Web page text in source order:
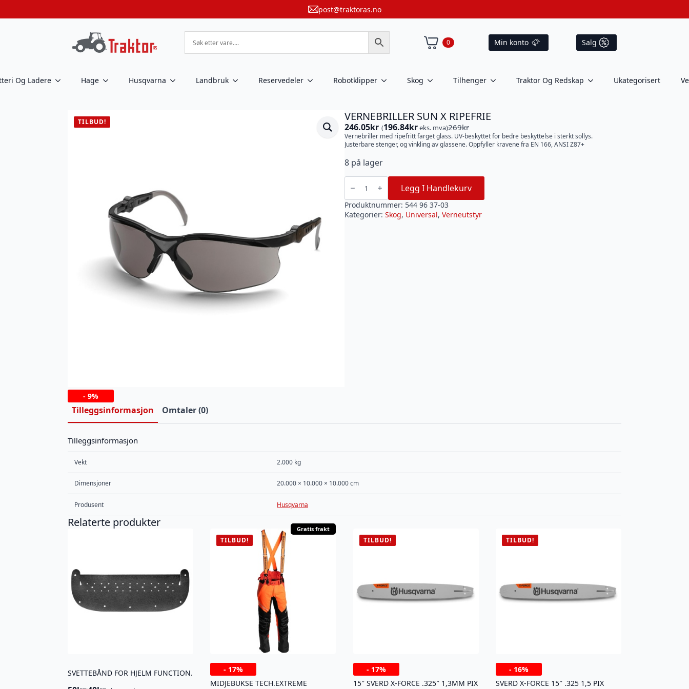
post@traktoras.no
0 Min konto Salg
Og Ladere Hage Husqvarna Landbruk Reservedeler Robotklipper Skog Tilhenger Traktor Og Redskap Ukategorisert
TILBUD!
- 9%
VERNEBRILLER SUN X RIPEFRIE
269kr
Opprinnelig
pris
var:
269kr.
246.05kr
Nåværende
pris
er:
246.05kr.
(196.84kreks. mva)
Vernebriller med ripefritt farget glass. UV-beskyttet for bedre beskyttelse i sterkt sollys.
Justerbare stenger, og vinkling av glassene. Oppfyller kravene fra EN 166, ANSI Z87+
8 på lager
VERNEBRILLER
RIPEFRIE
antall
Legg I Handlekurv
Produktnummer: 544 96 37-03
Kategorier: Skog, Universal, Verneutstyr
Tilleggsinformasjon Omtaler (0)
Tilleggsinformasjon
Vekt 2.000 kg
Dimensjoner 20.000 × 10.000 × 10.000 cm
Produsent Husqvarna
Relaterte produkter
SVETTEBÅND FOR HJELM FUNCTION.
TILBUD!
Gratis frakt
- 17%
MIDJEBUKSE TECH.EXTREME
TILBUD!
- 17%
15″ SVERD X-FORCE .325″ 1,3MM PIX
TILBUD!
- 16%
SVERD X-FORCE 15″ .325 1,5 PIX